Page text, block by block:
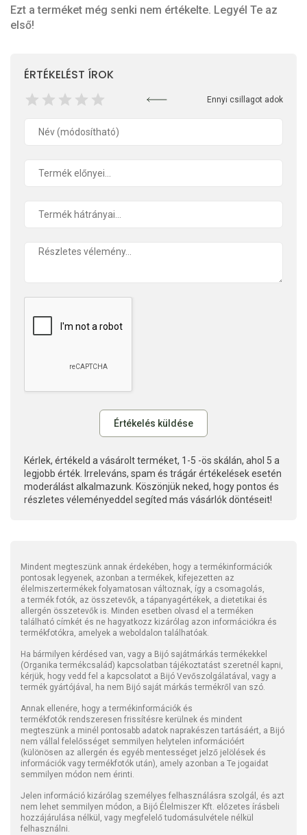
Ezt a terméket még senki nem értékelte. Legyél Te az
első!
ÉRTÉKELÉST ÍROK
Ennyi csillagot adok
Kérlek, értékeld a vásárolt terméket, 1-5 -ös skálán, ahol 5 a
legjobb érték. Irreleváns, spam és trágár értékelések esetén
moderálást alkalmazunk. Köszönjük neked, hogy pontos és
részletes véleményeddel segíted más vásárlók döntéseit!
Mindent megteszünk annak érdekében, hogy a termékinformációk
pontosak legyenek, azonban a termékek, kifejezetten az
élelmiszertermékek folyamatosan változnak, így a csomagolás,
a termék fotók, az összetevők, a tápanyagértékek, a dietetikai és
allergén összetevők is. Minden esetben olvasd el a terméken
található címkét és ne hagyatkozz kizárólag azon információkra és
termékfotókra, amelyek a weboldalon találhatóak.
Ha bármilyen kérdésed van, vagy a Bijó sajátmárkás termékekkel
(Organika termékcsalád) kapcsolatban tájékoztatást szeretnél kapni,
kérjük, hogy vedd fel a kapcsolatot a Bijó Vevőszolgálatával, vagy a
termék gyártójával, ha nem Bijó saját márkás termékről van szó.
Annak ellenére, hogy a termékinformációk és
termékfotók rendszeresen frissítésre kerülnek és mindent
megteszünk a minél pontosabb adatok naprakészen tartásáért, a Bijó
nem vállal felelősséget semmilyen helytelen információért
(különösen az allergén és egyéb mentességet jelző jelölések és
információk vagy termékfotók után), amely azonban a Te jogaidat
semmilyen módon nem érinti.
Jelen információ kizárólag személyes felhasználásra szolgál, és azt
nem lehet semmilyen módon, a Bijó Élelmiszer Kft. előzetes írásbeli
hozzájárulása nélkül, vagy megfelelő tudomásulvétele nélkül
felhasználni.